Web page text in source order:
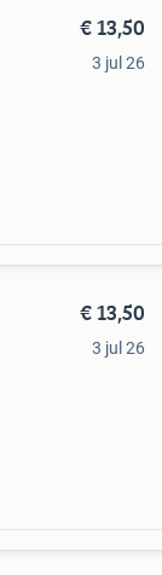
€ 13,50
3 jul 26
€ 13,50
3 jul 26